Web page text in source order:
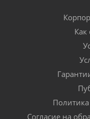
Как
Согласие на